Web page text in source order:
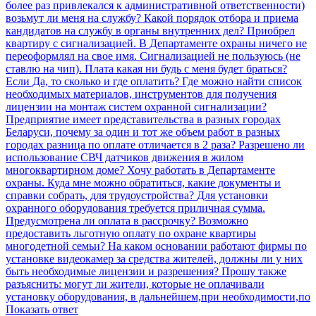
более раз привлекался к административной ответственности)
возьмут ли меня на службу? Какой порядок отбора и приема
кандидатов на службу в органы внутренних дел? Приобрел
квартиру с сигнализацией. В Департаменте охраны ничего не
переоформлял на свое имя. Сигнализацией не пользуюсь (не
ставлю на чип). Плата какая ни будь с меня будет браться?
Если Да, то сколько и где оплатить? Где можно найти список
необходимых материалов, инструментов для получения
лицензии на монтаж систем охранной сигнализации?
Предприятие имеет представительства в разных городах
Беларуси, почему за один и тот же объем работ в разных
городах разница по оплате отличается в 2 раза? Разрешено ли
использование СВЧ датчиков движения в жилом
многоквартирном доме? Хочу работать в Департаменте
охраны. Куда мне можно обратиться, какие документы и
справки собрать, для трудоустройства? Для установки
охранного оборудования требуется приличная сумма.
Предусмотрена ли оплата в рассрочку? Возможно
предоставить льготную оплату по охране квартиры
многодетной семьи? На каком основании работают фирмы по
установке видеокамер за средства жителей, должны ли у них
быть необходимые лицензии и разрешения? Прошу также
разъяснить: могут ли жители, которые не оплачивали
установку оборудования, в дальнейшем,при необходимости,по
Показать ответ